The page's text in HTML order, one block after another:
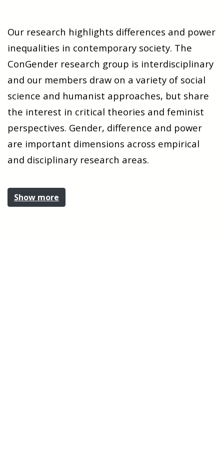
Our research highlights differences and power
inequalities in contemporary society. The
ConGender research group is interdisciplinary
and our members draw on a variety of social
science and humanist approaches, but share
the interest in critical theories and feminist
perspectives. Gender, difference and power
are important dimensions across empirical
and disciplinary research areas.
Show more